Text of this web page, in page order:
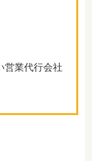
営業代行会社